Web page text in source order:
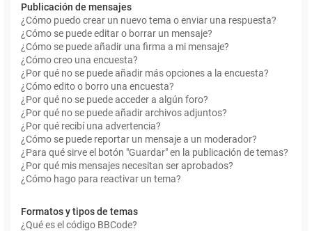
Publicación de mensajes
¿Cómo puedo crear un nuevo tema o enviar una respuesta?
¿Cómo se puede editar o borrar un mensaje?
¿Cómo se puede añadir una firma a mi mensaje?
¿Cómo creo una encuesta?
¿Por qué no se puede añadir más opciones a la encuesta?
¿Cómo edito o borro una encuesta?
¿Por qué no se puede acceder a algún foro?
¿Por qué no se puede añadir archivos adjuntos?
¿Por qué recibí una advertencia?
¿Cómo se puede reportar un mensaje a un moderador?
¿Para qué sirve el botón "Guardar" en la publicación de temas?
¿Por qué mis mensajes necesitan ser aprobados?
¿Cómo hago para reactivar un tema?
Formatos y tipos de temas
¿Qué es el código BBCode?